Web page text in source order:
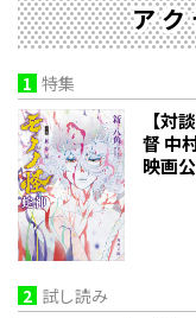
ア
1 特集
【対
督 中
映画
2 試し読み